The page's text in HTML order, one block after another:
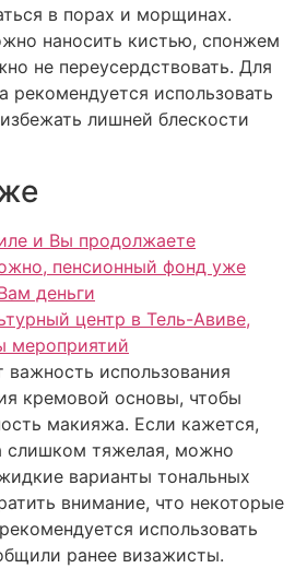
в порах и морщинах.
наносить кистью, спонжем
не переусердствовать. Для
рекомендуется использовать
лишней блескости
и Вы продолжаете
пенсионный фонд уже
деньги
центр в Тель-Авиве,
мероприятий
использования
кремовой основы, чтобы
макияжа. Если кажется,
слишком тяжелая, можно
варианты тональных
внимание, что некоторые
использовать
ранее визажисты.